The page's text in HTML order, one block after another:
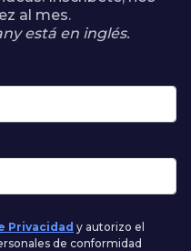
al mes.
está en inglés.
Privacidad y autorizo el
de conformidad